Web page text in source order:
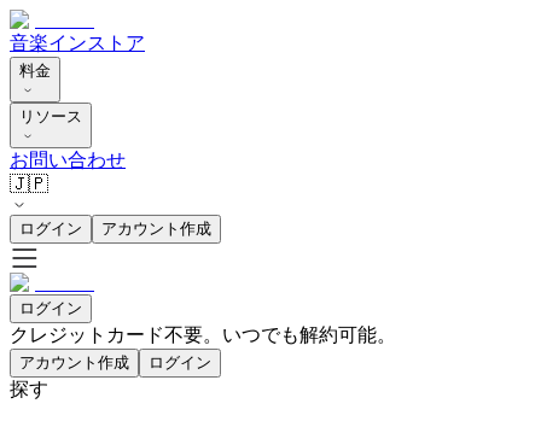
音楽インストア
料金
リソース
お問い合わせ
🇯🇵
ログイン アカウント作成
ログイン
クレジットカード不要。いつでも解約可能。
アカウント作成 ログイン
探す